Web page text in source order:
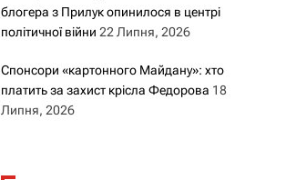
блогера з Прилук опинилося в центрі
політичної війни 22 Липня, 2026
Спонсори «картонного Майдану»: хто
платить за захист крісла Федорова 18
Липня, 2026